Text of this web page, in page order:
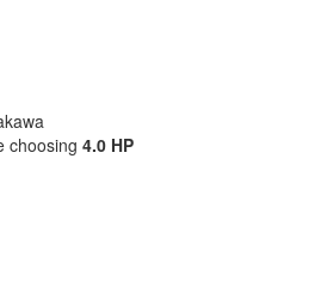
choosing 4.0 HP